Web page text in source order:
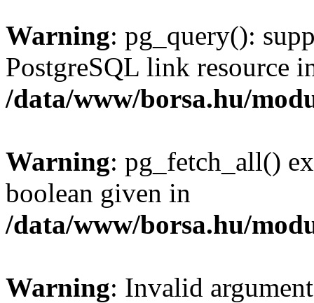
Warning: pg_query():
PostgreSQL link resource
/data/www/borsa.hu/
Warning: pg_fetch_all()
boolean given in
/data/www/borsa.hu/
Warning: Invalid